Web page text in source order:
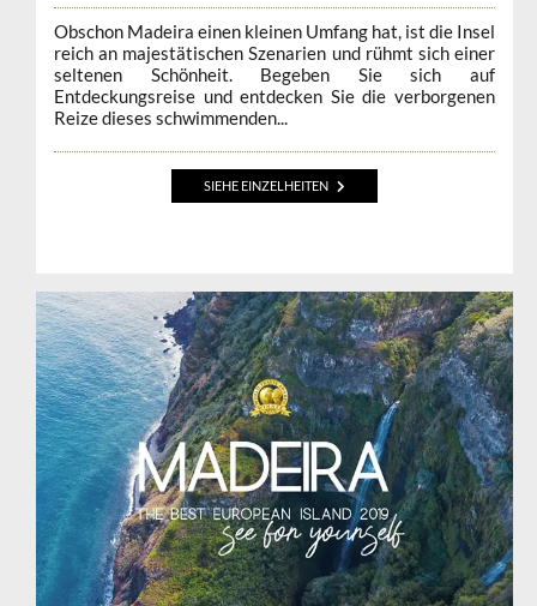
Obschon Madeira einen kleinen Umfang hat, ist die Insel
reich an majestätischen Szenarien und rühmt sich einer
seltenen Schönheit. Begeben Sie sich auf
Entdeckungsreise und entdecken Sie die verborgenen
Reize dieses schwimmenden...
SIEHE EINZELHEITEN